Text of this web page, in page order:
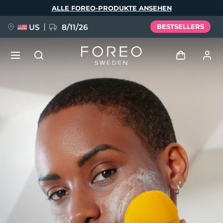
ALLE FOREO-PRODUKTE ANSEHEN
US 8/11/26 BESTSELLERS
Benutzerkonto
Meine Geräte
Meine Bestellungen
Meine Adressen
Meine Abonnements
NEU
FAQ™ Pure Beauty-Tech Elixir
BREAKING NEWS
issa™ Teeth Whitening Set
Sprache
English Deutsch
Español
Français
Italiano
Português
Svenska
Русский
Türkçe
简体中文 繁體中文